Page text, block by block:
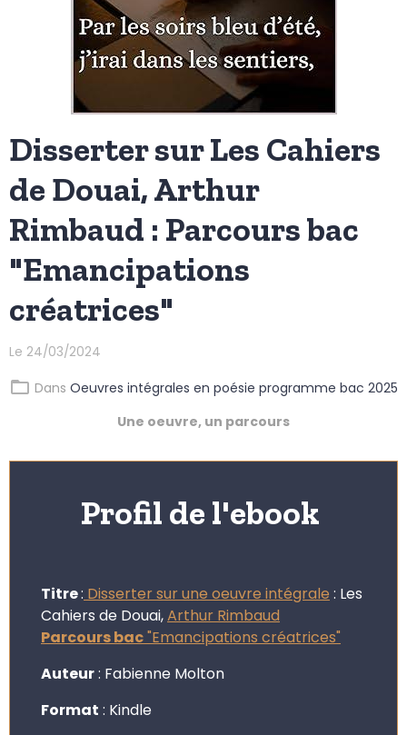
Disserter sur Les Cahiers
de Douai, Arthur
Rimbaud : Parcours bac
"Emancipations
créatrices"
Le 24/03/2024
Dans Oeuvres intégrales en poésie programme bac 2025
Une oeuvre, un parcours
Profil de l'ebook
Titre: Disserter sur une oeuvre intégrale : Les
Cahiers de Douai,Arthur Rimbaud
Parcours bac"Emancipations créatrices"
Auteur: Fabienne Molton
Format : Kindle